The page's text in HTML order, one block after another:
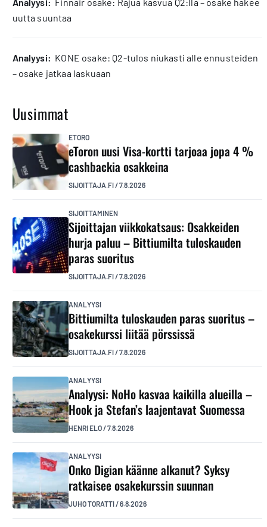
uutta suuntaa
analyysi: KONE osake: Q2-tulos niukasti alle ennusteiden
– osake jatkaa laskuaan
Uusimmat
ETORO
eToron uusi Visa-kortti tarjoaa jopa 4 %
cashbackia osakkeina
SIJOITTAJA.FI/7.8.2026
SIJOITTAMINEN
Sijoittajan viikkokatsaus: Osakkeiden
hurja paluu – Bittiumilta tuloskauden
paras suoritus
SIJOITTAJA.FI/7.8.2026
ANALYYSI
Bittiumilta tuloskauden paras suoritus –
osakekurssi liitää pörssissä
SIJOITTAJA.FI/7.8.2026
ANALYYSI
Analyysi: NoHo kasvaa kaikilla alueilla –
Hook ja Stefan’s laajentavat Suomessa
HENRI ELO/7.8.2026
ANALYYSI
Onko Digian käänne alkanut? Syksy
ratkaisee osakekurssin suunnan
JUHO TORATTI/6.8.2026